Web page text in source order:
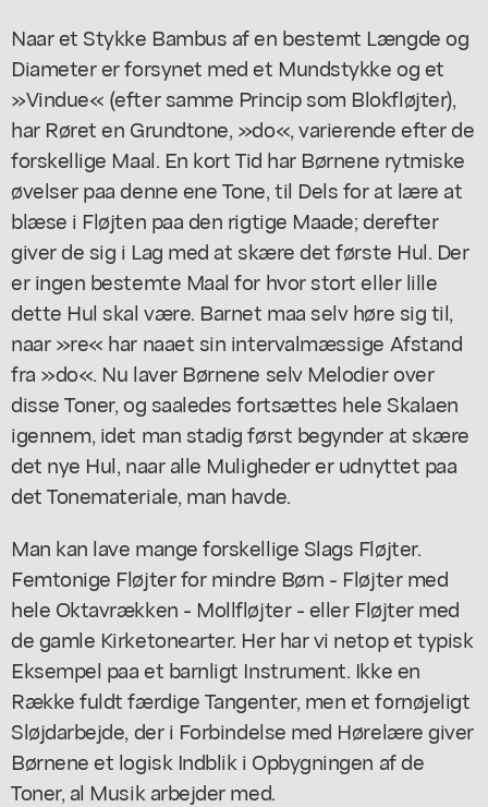
Naar et Stykke Bambus af en bestemt Længde og
Diameter er forsynet med et Mundstykke og et
»Vindue« (efter samme Princip som Blokfløjter),
har Røret en Grundtone, »do«, varierende efter de
forskellige Maal. En kort Tid har Børnene rytmiske
øvelser paa denne ene Tone, til Dels for at lære at
blæse i Fløjten paa den rigtige Maade; derefter
giver de sig i Lag med at skære det første Hul. Der
er ingen bestemte Maal for hvor stort eller lille
dette Hul skal være. Barnet maa selv høre sig til,
naar »re« har naaet sin intervalmæssige Afstand
fra »do«. Nu laver Børnene selv Melodier over
disse Toner, og saaledes fortsættes hele Skalaen
igennem, idet man stadig først begynder at skære
det nye Hul, naar alle Muligheder er udnyttet paa
det Tonemateriale, man havde.
Man kan lave mange forskellige Slags Fløjter.
Femtonige Fløjter for mindre Børn - Fløjter med
hele Oktavrækken - Mollfløjter - eller Fløjter med
de gamle Kirketonearter. Her har vi netop et typisk
Eksempel paa et barnligt Instrument. Ikke en
Række fuldt færdige Tangenter, men et fornøjeligt
Sløjdarbejde, der i Forbindelse med Hørelære giver
Børnene et logisk Indblik i Opbygningen af de
Toner, al Musik arbejder med.